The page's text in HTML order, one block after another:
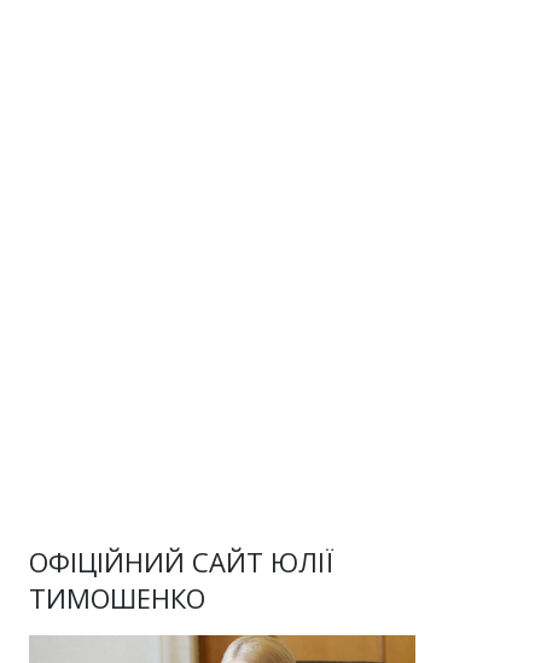
ОФІЦІЙНИЙ САЙТ ЮЛІЇ
ТИМОШЕНКО